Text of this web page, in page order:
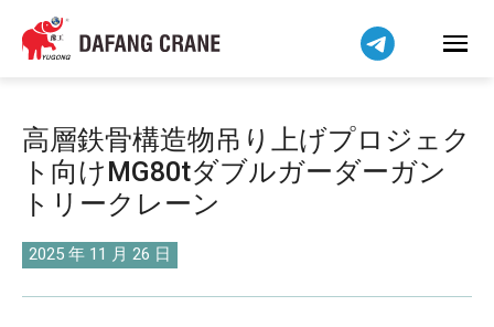
高層鉄骨構造物吊り上げプロジェク
ト向けMG80tダブルガーダーガン
トリークレーン
2025 年 11 月 26 日
Bahasa Indonesia
Bahasa Melayu
বাংলা
فارسی
Pilipino
اردو
Українська